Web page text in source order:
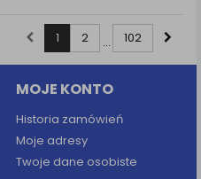
1 2 ... 102
MOJE KONTO
Historia zamówień
Moje adresy
Twoje dane osobiste